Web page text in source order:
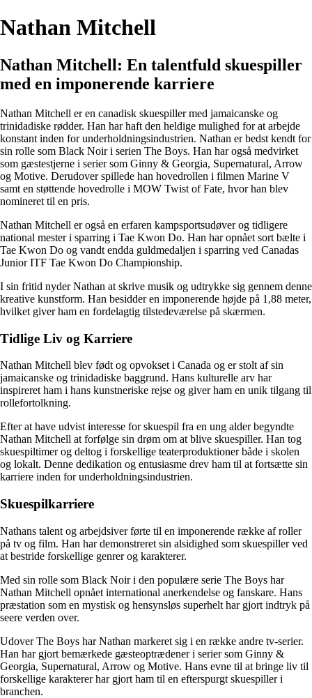
Nathan Mitchell
Nathan Mitchell: En talentfuld skuespiller
med en imponerende karriere
Nathan Mitchell er en canadisk skuespiller med jamaicanske og
trinidadiske rødder. Han har haft den heldige mulighed for at arbejde
konstant inden for underholdningsindustrien. Nathan er bedst kendt for
sin rolle som Black Noir i serien The Boys. Han har også medvirket
som gæstestjerne i serier som Ginny & Georgia, Supernatural, Arrow
og Motive. Derudover spillede han hovedrollen i filmen Marine V
samt en støttende hovedrolle i MOW Twist of Fate, hvor han blev
nomineret til en pris.
Nathan Mitchell er også en erfaren kampsportsudøver og tidligere
national mester i sparring i Tae Kwon Do. Han har opnået sort bælte i
Tae Kwon Do og vandt endda guldmedaljen i sparring ved Canadas
Junior ITF Tae Kwon Do Championship.
I sin fritid nyder Nathan at skrive musik og udtrykke sig gennem denne
kreative kunstform. Han besidder en imponerende højde på 1,88 meter,
hvilket giver ham en fordelagtig tilstedeværelse på skærmen.
Tidlige Liv og Karriere
Nathan Mitchell blev født og opvokset i Canada og er stolt af sin
jamaicanske og trinidadiske baggrund. Hans kulturelle arv har
inspireret ham i hans kunstneriske rejse og giver ham en unik tilgang til
rollefortolkning.
Efter at have udvist interesse for skuespil fra en ung alder begyndte
Nathan Mitchell at forfølge sin drøm om at blive skuespiller. Han tog
skuespiltimer og deltog i forskellige teaterproduktioner både i skolen
og lokalt. Denne dedikation og entusiasme drev ham til at fortsætte sin
karriere inden for underholdningsindustrien.
Skuespilkarriere
Nathans talent og arbejdsiver førte til en imponerende række af roller
på tv og film. Han har demonstreret sin alsidighed som skuespiller ved
at bestride forskellige genrer og karakterer.
Med sin rolle som Black Noir i den populære serie The Boys har
Nathan Mitchell opnået international anerkendelse og fanskare. Hans
præstation som en mystisk og hensynsløs superhelt har gjort indtryk på
seere verden over.
Udover The Boys har Nathan markeret sig i en række andre tv-serier.
Han har gjort bemærkede gæsteoptrædener i serier som Ginny &
Georgia, Supernatural, Arrow og Motive. Hans evne til at bringe liv til
forskellige karakterer har gjort ham til en efterspurgt skuespiller i
branchen.